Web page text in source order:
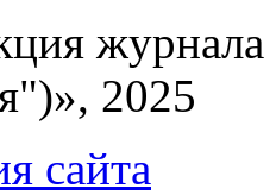
2025
сайта